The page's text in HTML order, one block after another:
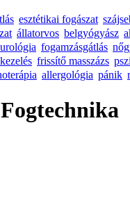
esztétikai fogászat
állatorvos belgyógyász
urológia fogamzásgátlás
kezelés frissítő masszázs
allergológia pánik